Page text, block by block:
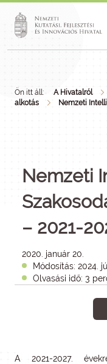
Ön itt áll: A Hivatalról
alkotás
Nemzeti
Nemzeti
– 2021-
2020. január 20.
Módosítás: 2024.
Olvasási idő: 3
A 2021-2027.